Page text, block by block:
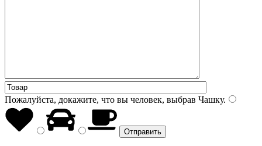
Пожалуйста, докажите, что вы человек, выбрав Чашку.